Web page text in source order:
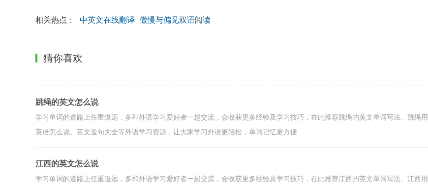
相关热点： 中英文在线翻译 傲慢与偏见双语阅读
猜你喜欢
跳绳的英文怎么说
学习单词的道路上任重道远，多和外语学习爱好者一起交流，会收获更多经验及学习技巧，在此推荐跳绳的英文单词写法、跳绳用
英语怎么说、英文造句大全等外语学习资源，让大家学习外语更轻松，单词记忆更方便
江西的英文怎么说
学习单词的道路上任重道远，多和外语学习爱好者一起交流，会收获更多经验及学习技巧，在此推荐江西的英文单词写法、江西用